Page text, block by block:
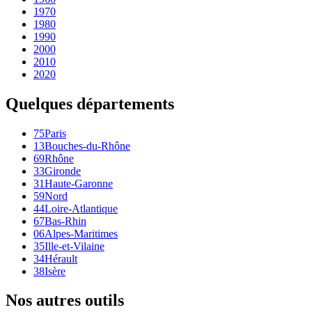
1970
1980
1990
2000
2010
2020
Quelques départements
75Paris
13Bouches-du-Rhône
69Rhône
33Gironde
31Haute-Garonne
59Nord
44Loire-Atlantique
67Bas-Rhin
06Alpes-Maritimes
35Ille-et-Vilaine
34Hérault
38Isère
Nos autres outils